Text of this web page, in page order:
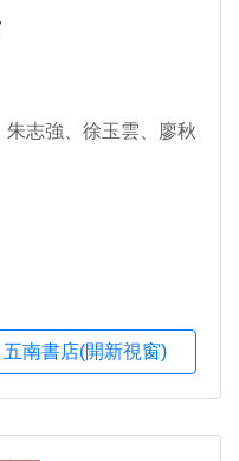
志強、徐玉雲、廖秋
五南書店(開新視窗)